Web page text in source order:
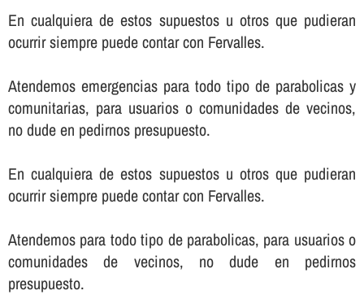
En cualquiera de estos supuestos u otros que pudieran
ocurrir siempre puede contar con Fervalles.
Atendemos emergencias para todo tipo de parabolicas y
comunitarias, para usuarios o comunidades de vecinos,
no dude en pedirnos presupuesto.
En cualquiera de estos supuestos u otros que pudieran
ocurrir siempre puede contar con Fervalles.
Atendemos para todo tipo de parabolicas, para usuarios o
comunidades de vecinos, no dude en pedirnos
presupuesto.